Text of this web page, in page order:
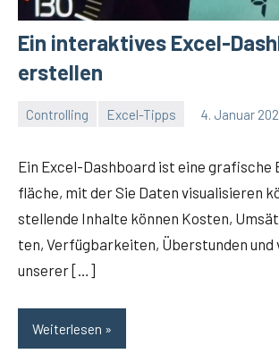
Ein interaktives Excel-
erstellen
Controlling Excel-Tipps 4. Januar
Ein Excel-Dash­­board ist eine
flä­che, mit der Sie Daten visua­li­sie­ren
stel­len­de Inhal­te kön­nen Kos­ten,
ten, Ver­füg­bar­kei­ten, Über­stun­den und
unserer […]
Weiterlesen